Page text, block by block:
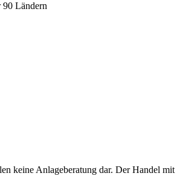
Ländern
keine Anlageberatung dar. Der Handel mit